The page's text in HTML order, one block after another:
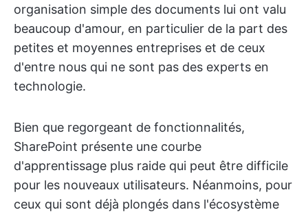
organisation simple des documents lui ont valu
beaucoup d'amour, en particulier de la part des
petites et moyennes entreprises et de ceux
d'entre nous qui ne sont pas des experts en
technologie.
Bien que regorgeant de fonctionnalités,
SharePoint présente une courbe
d'apprentissage plus raide qui peut être difficile
pour les nouveaux utilisateurs. Néanmoins, pour
ceux qui sont déjà plongés dans l'écosystème